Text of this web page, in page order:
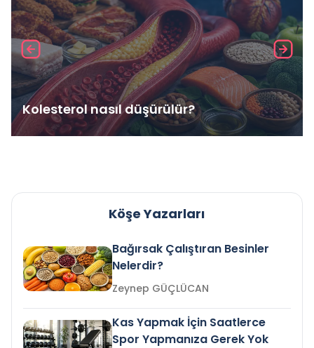
Kolesterol nasıl düşürülür?
Köşe Yazarları
Bağırsak Çalıştıran Besinler
Nelerdir?
Zeynep GÜÇLÜCAN
Kas Yapmak İçin Saatlerce
Spor Yapmanıza Gerek Yok